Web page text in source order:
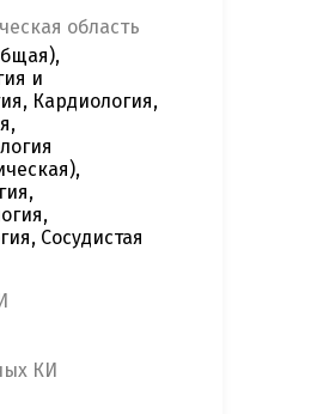
область
и
Кардиология,
Сосудистая
КИ